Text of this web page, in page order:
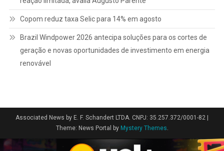
Copom reduz taxa Selic para 14% em agosto
Brazil Windpower 2026 antecipa soluções para os cortes de
geração e novas oportunidades de investimento em energia
renovável
Associated News by E. F. Schandert LTDA. CNPJ: 35.257.372/0001-82
Theme: News Portal by Mystery Themes.